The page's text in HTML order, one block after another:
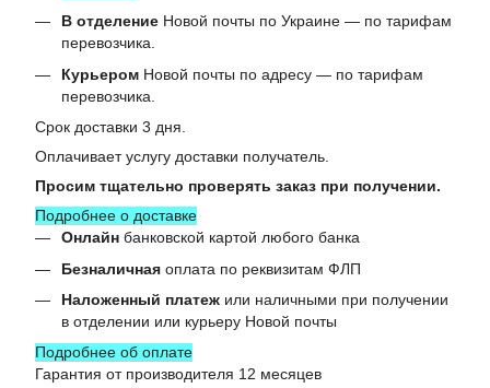
В отделение Новой почты по Украине — по тарифам
перевозчика.
Курьером Новой почты по адресу — по тарифам
перевозчика.
Срок доставки 3 дня.
Оплачивает услугу доставки получатель.
Просим тщательно проверять заказ при получении.
Подробнее о доставке
Онлайн банковской картой любого банка
Безналичная оплата по реквизитам ФЛП
Наложенный платеж или наличными при получении
в отделении или курьеру Новой почты
Подробнее об оплате
Гарантия от производителя 12 месяцев